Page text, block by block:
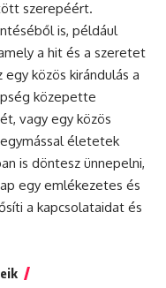
szerepéért.
is, például
a hit és a szeretet
közös kirándulás a
közepette
vagy egy közös
életetek
is döntesz ünnepelni,
egy emlékezetes és
a kapcsolataidat és